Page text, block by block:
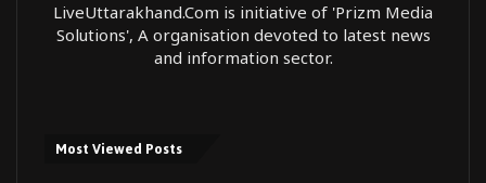
LiveUttarakhand.Com is initiative of 'Prizm Media
Solutions', A organisation devoted to latest news
and information sector.
Most Viewed Posts